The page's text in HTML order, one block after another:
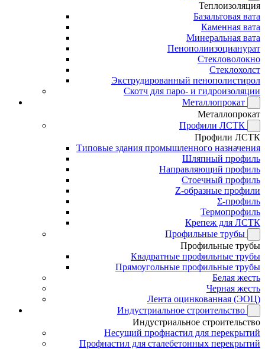
Теплоизоляция
Базальтовая вата
Каменная вата
Минеральная вата
Пенополиизоцианурат
Стекловолокно
Стеклохолст
Экструдированный пенополистирол
Скотч для паро- и гидроизоляции
Металлопрокат
Металлопрокат
Профили ЛСТК
Профили ЛСТК
Типовые здания промышленного назначения
Шляпный профиль
Направляющий профиль
Стоечный профиль
Z-образные профили
Σ-профиль
Термопрофиль
Крепеж для ЛСТК
Профильные трубы
Профильные трубы
Квадратные профильные трубы
Прямоугольные профильные трубы
Белая жесть
Черная жесть
Лента оцинкованная (ЭОЦ)
Индустриальное строительство
Индустриальное строительство
Несущий профнастил для перекрытий
Профнастил для сталебетонных перекрытий